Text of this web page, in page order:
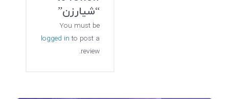
“شیار‌زن”
You must be
logged into post a
review.